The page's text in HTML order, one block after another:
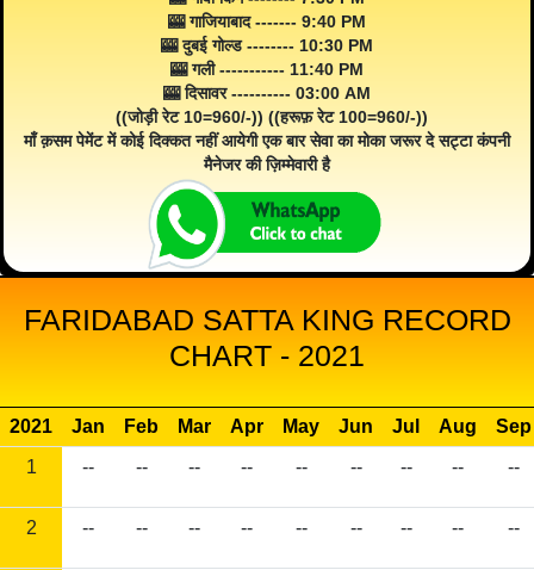
🎰 गाजियाबाद ------- 9:40 PM
🎰 दुबई गोल्ड -------- 10:30 PM
🎰 गली ----------- 11:40 PM
🎰 दिसावर ---------- 03:00 AM
((जोड़ी रेट 10=960/-)) ((हरूफ़ रेट 100=960/-))
माँ क़सम पेमेंट में कोई दिक्कत नहीं आयेगी एक बार सेवा का मोका जरूर दे सट्टा कंपनी
मैनेजर की ज़िम्मेवारी है
FARIDABAD SATTA KING RECORD
CHART - 2021
2021 Jan Feb Mar Apr May Jun Jul Aug
Sep
1
-- -- -- -- -- -- -- -- --
2 -- -- -- -- -- -- -- -- --